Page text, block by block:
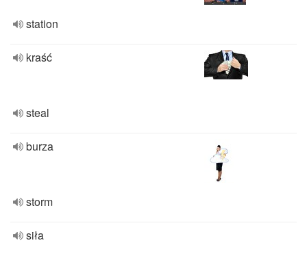
station
kraść
steal
burza
storm
siła